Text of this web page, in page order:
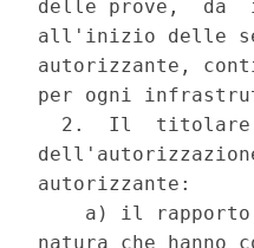
delle prove,  da
all'inizio delle
autorizzante,
per ogni
2.  Il
autorizzante:
a) il
natura che hanno